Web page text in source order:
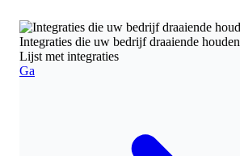
Integraties die uw bedrijf draaiende houden
Lijst met integraties
Ga